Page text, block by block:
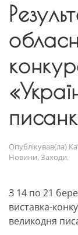
Опублікував(ла)
Новини,Заходи.
З 14 по 21
виставка-
великодня